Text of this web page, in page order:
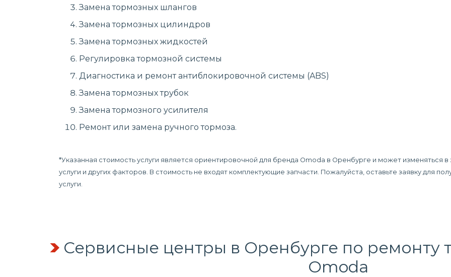
Замена тормозных шлангов
Замена тормозных цилиндров
Замена тормозных жидкостей
Регулировка тормозной системы
Диагностика и ремонт антиблокировочной системы (ABS)
Замена тормозных трубок
Замена тормозного усилителя
Ремонт или замена ручного тормоза.
*Указанная стоимость услуги является ориентировочной для бренда Omoda в Оренбурге и может изменяться
услуги и других факторов. В стоимость не входят комплектующие запчасти. Пожалуйста, оставьте заявку для
услуги.
Сервисные центры в Оренбурге по ремонту
Omoda